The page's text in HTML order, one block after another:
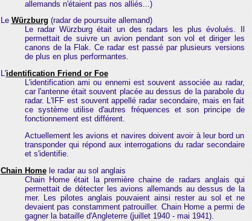
allemands n'étaient pas nos alliés...)
Le Würzburg (radar de poursuite allemand)
Le radar Würzburg était un des radars les plus évolués. Il
permettait de suivre un avion pendant son vol et diriger les
canons de la Flak. Ce radar est passé par plusieurs versions
de plus en plus performantes.
L'identification Friend or Foe
L'identification ami ou ennemi est souvent associée au radar,
car l'antenne était souvent placée au dessus de la parabole du
radar. L'IFF est souvent appellé radar secondaire, mais en fait
ce système utilise d'autres fréquences et son principe de
fonctionnement est différent.
Actuellement les avions et navires doivent avoir à leur bord un
transponder qui répond aux interrogations du radar secondaire
et s'identifie.
Chain Homele radar au sol anglais
Chain Home était la première chaine de radars anglais qui
permettait de détecter les avions allemands au dessus de la
mer. Les pilotes anglais pouvaient ainsi rester au sol et ne
devaient pas constamment patrouiller. Chain Home a permi de
gagner la bataille d'Angleterre (juillet 1940 - mai 1941).